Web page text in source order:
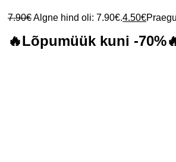
7.90€Algne hind oli: 7.90€.4.50€
🔥Lõpumüük kuni -